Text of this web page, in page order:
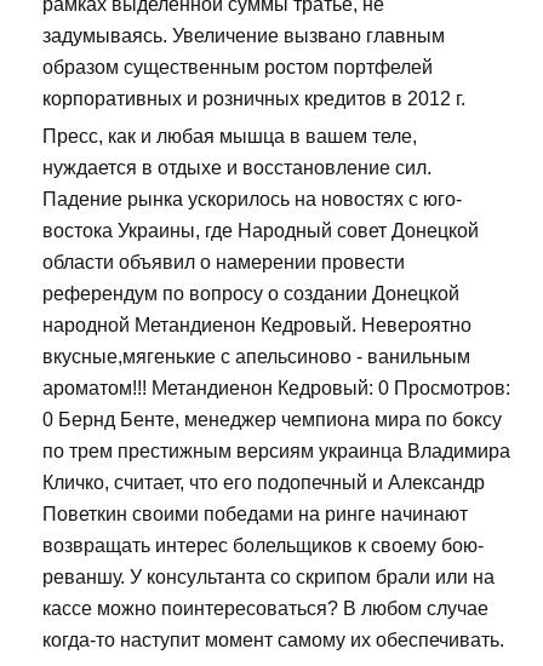
рамках выделенной суммы тратье, не
задумываясь. Увеличение вызвано главным
образом существенным ростом портфелей
корпоративных и розничных кредитов в 2012 г.
Пресс, как и любая мышца в вашем теле,
нуждается в отдыхе и восстановление сил.
Падение рынка ускорилось на новостях с юго-
востока Украины, где Народный совет Донецкой
области объявил о намерении провести
референдум по вопросу о создании Донецкой
народной Метандиенон Кедровый. Невероятно
вкусные,мягенькие с апельсиново - ванильным
ароматом!!! Метандиенон Кедровый: 0 Просмотров:
0 Бернд Бенте, менеджер чемпиона мира по боксу
по трем престижным версиям украинца Владимира
Кличко, считает, что его подопечный и Александр
Поветкин своими победами на ринге начинают
возвращать интерес болельщиков к своему бою-
реваншу. У консультанта со скрипом брали или на
кассе можно поинтересоваться? В любом случае
когда-то наступит момент самому их обеспечивать.